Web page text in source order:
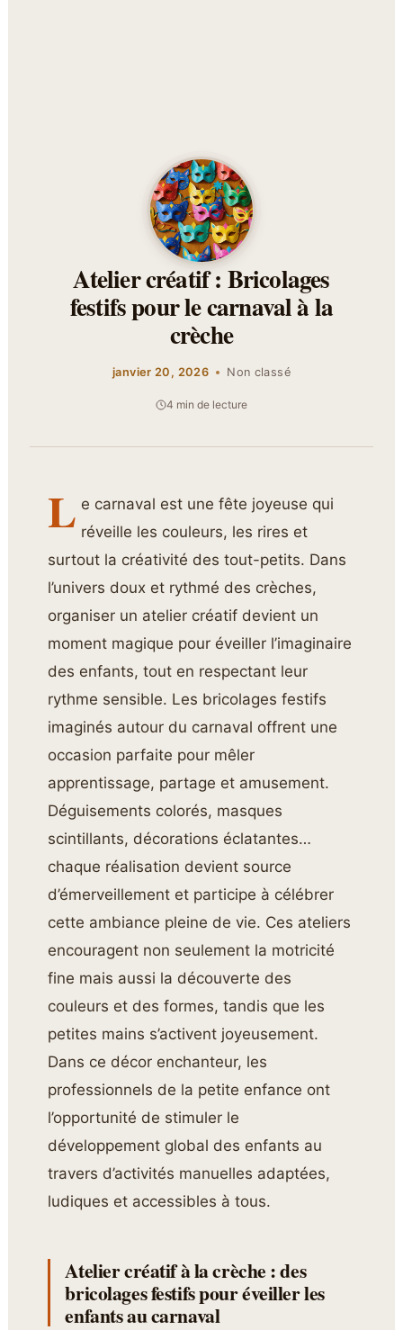
Atelier créatif : Bricolages
festifs pour le carnaval à la
crèche
janvier 20, 2026 Non classé
4 min de lecture
L e carnaval est une fête joyeuse qui
réveille les couleurs, les rires et
surtout la créativité des tout-petits. Dans
l’univers doux et rythmé des crèches,
organiser un atelier créatif devient un
moment magique pour éveiller l’imaginaire
des enfants, tout en respectant leur
rythme sensible. Les bricolages festifs
imaginés autour du carnaval offrent une
occasion parfaite pour mêler
apprentissage, partage et amusement.
Déguisements colorés, masques
scintillants, décorations éclatantes…
chaque réalisation devient source
d’émerveillement et participe à célébrer
cette ambiance pleine de vie. Ces ateliers
encouragent non seulement la motricité
fine mais aussi la découverte des
couleurs et des formes, tandis que les
petites mains s’activent joyeusement.
Dans ce décor enchanteur, les
professionnels de la petite enfance ont
l’opportunité de stimuler le
développement global des enfants au
travers d’activités manuelles adaptées,
ludiques et accessibles à tous.
Atelier créatif à la crèche : des
bricolages festifs pour éveiller les
enfants au carnaval